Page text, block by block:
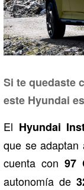
Si te quedaste
este Hyundai
El Hyundai
que se adaptan
cuenta con 97
autonomía de